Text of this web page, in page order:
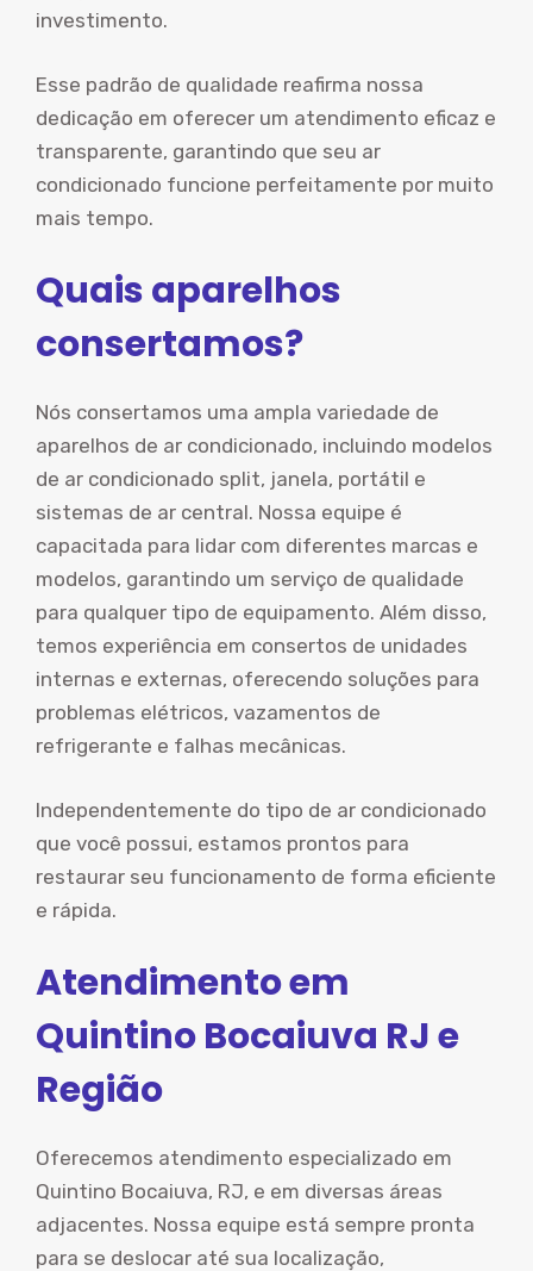
investimento.
Esse padrão de qualidade reafirma nossa
dedicação em oferecer um atendimento eficaz e
transparente, garantindo que seu ar
condicionado funcione perfeitamente por muito
mais tempo.
Quais aparelhos
consertamos?
Nós consertamos uma ampla variedade de
aparelhos de ar condicionado, incluindo modelos
de ar condicionado split, janela, portátil e
sistemas de ar central. Nossa equipe é
capacitada para lidar com diferentes marcas e
modelos, garantindo um serviço de qualidade
para qualquer tipo de equipamento. Além disso,
temos experiência em consertos de unidades
internas e externas, oferecendo soluções para
problemas elétricos, vazamentos de
refrigerante e falhas mecânicas.
Independentemente do tipo de ar condicionado
que você possui, estamos prontos para
restaurar seu funcionamento de forma eficiente
e rápida.
Atendimento em
Quintino Bocaiuva RJ e
Região
Oferecemos atendimento especializado em
Quintino Bocaiuva, RJ, e em diversas áreas
adjacentes. Nossa equipe está sempre pronta
para se deslocar até sua localização,